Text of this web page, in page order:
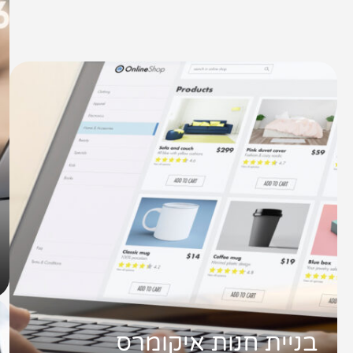
תיק עבודות
צור קשר
073-7028000
info@extra.co.il
בניית חנות איקומרס